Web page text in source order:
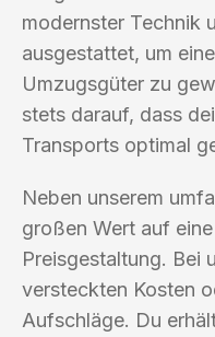
modernster Technik
ausgestattet, um
Umzugsgüter zu
stets darauf, dass
Transports optimal
Neben unserem
großen Wert auf
Preisgestaltung. Bei
versteckten Kosten
Aufschläge. Du